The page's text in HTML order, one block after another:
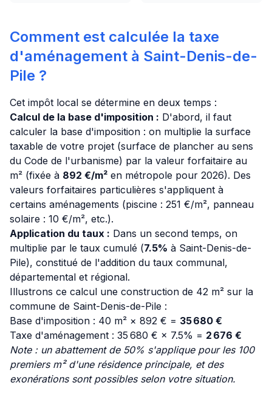
Comment est calculée la taxe
d'aménagement à Saint-Denis-de-
Pile ?
Cet impôt local se détermine en deux temps :
Calcul de la base d'imposition : D'abord, il faut
calculer la base d'imposition : on multiplie la surface
taxable de votre projet (surface de plancher au sens
du Code de l'urbanisme) par la valeur forfaitaire au
m² (fixée à 892 €/m² en métropole pour 2026). Des
valeurs forfaitaires particulières s'appliquent à
certains aménagements (piscine : 251 €/m², panneau
solaire : 10 €/m², etc.).
Application du taux : Dans un second temps, on
multiplie par le taux cumulé (7.5% à Saint-Denis-de-
Pile), constitué de l'addition du taux communal,
départemental et régional.
Illustrons ce calcul une construction de 42 m² sur la
commune de Saint-Denis-de-Pile :
Base d'imposition : 40 m² × 892 € = 35 680 €
Taxe d'aménagement : 35 680 € × 7.5% = 2 676 €
Note : un abattement de 50% s'applique pour les 100
premiers m² d'une résidence principale, et des
exonérations sont possibles selon votre situation.